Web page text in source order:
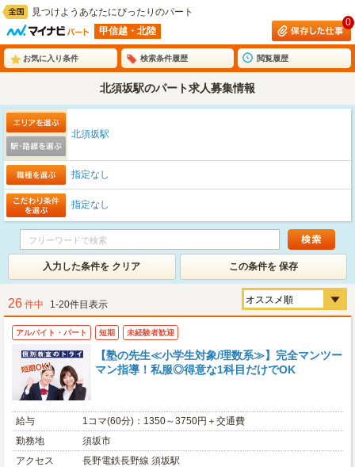
見つけようあなたにぴったりのパート
甲信越・北陸
0
お気に入り条件 検索条件履歴 閲覧履歴
北須坂駅のパート求人募集情報
北須坂駅
指定なし
指定なし
入力した条件を クリア この条件を 保存
26 件中 1-20件目表示
アルバイト・パート 短期 未経験者歓迎
【塾の先生≪小学生対象/理数系≫】完全マンツー
マン指導！私服◎得意な1科目だけでOK
給与
1コマ(60分)：1350～3750円＋交通費
勤務地
須坂市
アクセス
長野電鉄長野線 須坂駅